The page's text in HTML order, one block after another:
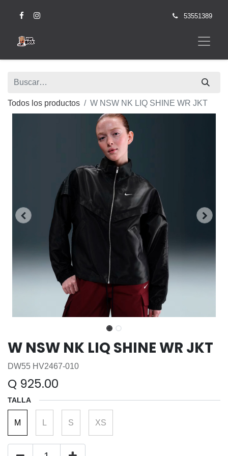
53551389
Todos los productos W NSW NK LIQ SHINE WR JKT
W NSW NK LIQ SHINE WR JKT
DW55 HV2467-010
Q 925.00
TALLA
M L S XS